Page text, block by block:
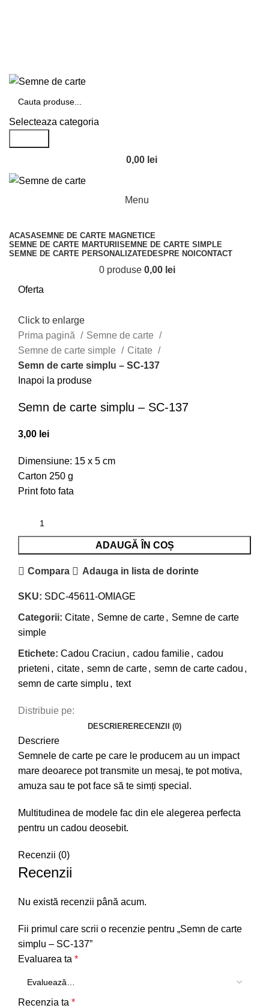
Selecteaza categoria
0,00 lei
Menu
ACASASEMNE DE CARTE MAGNETICE
SEMNE DE CARTE MARTURIISEMNE DE CARTE SIMPLE
SEMNE DE CARTE PERSONALIZATEDESPRE NOICONTACT
0 produse 0,00 lei
Oferta
Click to enlarge
Prima pagină
Semne de carte
Semne de carte simple
Citate
Semn de carte simplu – SC-137
Inapoi la produse
Semn de carte simplu – SC-137
3,00 lei
Dimensiune: 15 x 5 cm
Carton 250 g
Print foto fata
ADAUGĂ ÎN COȘ
Compara Adauga in lista de dorinte
SKU: SDC-45611-OMIAGE
Categorii: Citate, Semne de carte, Semne de carte
simple
Etichete: Cadou Craciun , cadou familie, cadou
prieteni , citate, semn de carte, semn de carte cadou ,
semn de carte simplu , text
Distribuie pe:
DESCRIERE RECENZII (0)
Descriere
Semnele de carte pe care le producem au un impact
mare deoarece pot transmite un mesaj, te pot motiva,
amuza sau te pot face să te simți special.
Multitudinea de modele fac din ele alegerea perfecta
pentru un cadou deosebit.
Recenzii (0)
Recenzii
Nu există recenzii până acum.
Fii primul care scrii o recenzie pentru „Semn de carte
simplu – SC-137”
Evaluarea ta *
Recenzia ta *